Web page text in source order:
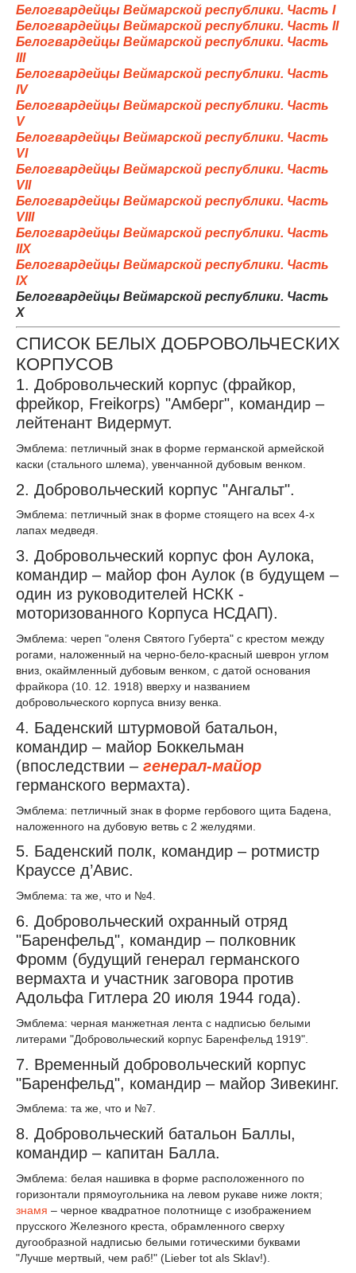
Белогвардейцы Веймарской республики. Часть I
Белогвардейцы Веймарской республики. Часть II
Белогвардейцы Веймарской республики. Часть
III
Белогвардейцы Веймарской республики. Часть
IV
Белогвардейцы Веймарской республики. Часть
V
Белогвардейцы Веймарской республики. Часть
VI
Белогвардейцы Веймарской республики. Часть
VII
Белогвардейцы Веймарской республики. Часть
VIII
Белогвардейцы Веймарской республики. Часть
IIX
Белогвардейцы Веймарской республики. Часть
IX
Белогвардейцы Веймарской республики. Часть
X
СПИСОК БЕЛЫХ ДОБРОВОЛЬЧЕСКИХ
КОРПУСОВ
1. Добровольческий корпус (фрайкор,
фрейкор, Freikorps) "Амберг", командир –
лейтенант Видермут.
Эмблема: петличный знак в форме германской армейской
каски (стального шлема), увенчанной дубовым венком.
2. Добровольческий корпус "Ангальт".
Эмблема: петличный знак в форме стоящего на всех 4-х
лапах медведя.
3. Добровольческий корпус фон Аулока,
командир – майор фон Аулок (в будущем –
один из руководителей НСКК -
моторизованного Корпуса НСДАП).
Эмблема: череп "оленя Святого Губерта" с крестом между
рогами, наложенный на черно-бело-красный шеврон углом
вниз, окаймленный дубовым венком, с датой основания
фрайкора (10. 12. 1918) вверху и названием
добровольческого корпуса внизу венка.
4. Баденский штурмовой батальон,
командир – майор Боккельман
(впоследствии – генерал-майор
германского вермахта).
Эмблема: петличный знак в форме гербового щита Бадена,
наложенного на дубовую ветвь с 2 желудями.
5. Баденский полк, командир – ротмистр
Крауссе д’Авис.
Эмблема: та же, что и №4.
6. Добровольческий охранный отряд
"Баренфельд", командир – полковник
Фромм (будущий генерал германского
вермахта и участник заговора против
Адольфа Гитлера 20 июля 1944 года).
Эмблема: черная манжетная лента с надписью белыми
литерами "Добровольческий корпус Баренфельд 1919".
7. Временный добровольческий корпус
"Баренфельд", командир – майор Зивекинг.
Эмблема: та же, что и №7.
8. Добровольческий батальон Баллы,
командир – капитан Балла.
Эмблема: белая нашивка в форме расположенного по
горизонтали прямоугольника на левом рукаве ниже локтя;
знамя – черное квадратное полотнище с изображением
прусского Железного креста, обрамленного сверху
дугообразной надписью белыми готическими буквами
"Лучше мертвый, чем раб!" (Lieber tot als Sklav!).